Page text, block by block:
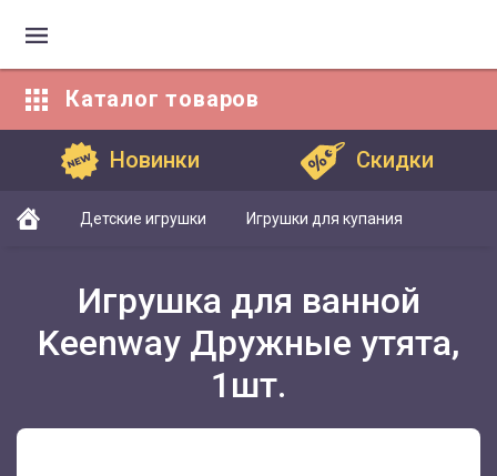
Каталог товаров
Новинки Скидки
Детские игрушки Игрушки для купания
Игрушка для ванной
Keenway Дружные утята,
1шт.